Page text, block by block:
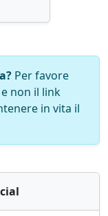
Per favore
e non il link
in vita il